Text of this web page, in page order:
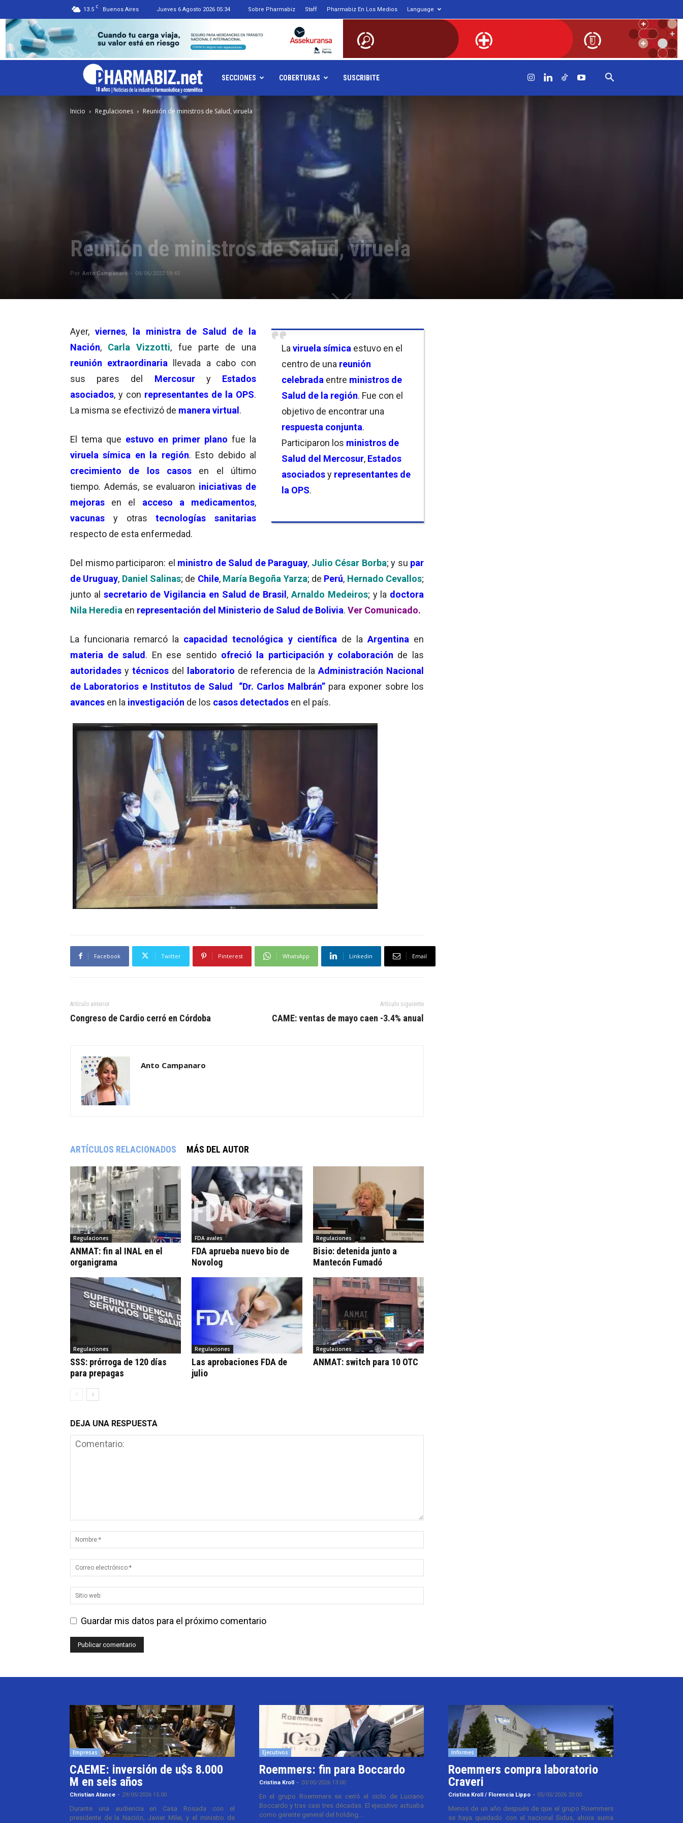
13.5 C Buenos Aires Jueves 6 Agosto 2026 05:34 Sobre Pharmabiz Staff Pharmabiz En Los Medios Language
Pharmabiz.NET
SECCIONES COBERTURAS SUSCRIBITE
Inicio Regulaciones Reunión de ministros de Salud, viruela
Reunión de ministros de Salud, viruela
Por Anto Campanaro - 04/06/2022 18:45
La viruela símica estuvo en el
centro de una reunión
celebrada entre ministros de
Salud de la región. Fue con el
objetivo de encontrar una
respuesta conjunta.
Participaron los ministros de
Salud del Mercosur, Estados
asociadosy representantes de
la OPS.
Ayer, viernes, la ministra de Salud de la
Nación, Carla Vizzotti, fue parte de una
reunión extraordinaria llevada a cabo con
sus pares del Mercosury Estados
asociados, y con representantes de la OPS.
La misma se efectivizó de manera virtual.
El tema que estuvo en primer plano fue la
viruela símica en la región. Esto debido al
crecimiento de los casos en el último
tiempo. Además, se evaluaron iniciativas de
mejoras en el acceso a medicamentos,
vacunas y otrastecnologías sanitarias
respecto de esta enfermedad.
Del mismo participaron: el ministro de Salud de Paraguay, Julio César Borba; y su par
de Uruguay, Daniel Salinas; de Chile, María Begoña Yarza; de Perú, Hernado Cevallos;
junto al secretario de Vigilancia en Salud de Brasil, Arnaldo Medeiros; y la doctora
Nila Heredia en representación del Ministerio de Salud de Bolivia. Ver Comunicado.
La funcionaria remarcó la capacidad tecnológica y científica de la Argentina en
materia de salud. En ese sentido ofreció la participación y colaboración de las
autoridades y técnicosdel laboratorio de referencia de laAdministración Nacional
de Laboratorios e Institutos de Salud “Dr. Carlos Malbrán” para exponer sobre los
avances en la investigación de los casos detectados en el país.
Facebook Twitter Pinterest WhatsApp Linkedin Email
Artículo anterior
Congreso de Cardio cerró en Córdoba
Artículo siguiente
CAME: ventas de mayo caen -3.4% anual
Anto Campanaro
ARTÍCULOS RELACIONADOS MÁS DEL AUTOR
Regulaciones
ANMAT: fin al INAL en el
organigrama
FDA avales
FDA aprueba nuevo bio de
Novolog
Regulaciones
Bisio: detenida junto a
Mantecón Fumadó
Regulaciones
SSS: prórroga de 120 días
para prepagas
Regulaciones
Las aprobaciones FDA de
julio
Regulaciones
ANMAT: switch para 10 OTC
DEJA UNA RESPUESTA
Guardar mis datos para el próximo comentario
Empresas
CAEME: inversión de u$s 8.000
M en seis años
Christian Atance - 29/05/2026 15:00
Durante una audiencia en Casa Rosada con el
presidente de la Nación, Javier Milei, y el ministro de
Ejecutivos
Roemmers: fin para Boccardo
Cristina Kroll - 20/05/2026 13:00
En el grupo Roemmers se cerró el ciclo de Luciano
Boccardo y tras casi tres décadas. El ejecutivo actuaba
como gerente general del holding...
Informes
Roemmers compra laboratorio
Craveri
Cristina Kroll / Florencia Lippo - 05/05/2026 20:00
Menos de un año después de que el grupo Roemmers
se haya quedado con el nacional Sidus, ahora suma